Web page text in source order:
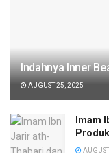
Indahnya Inner
AUGUST 25, 2025
Imam